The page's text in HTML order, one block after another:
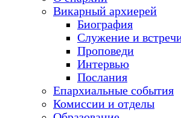
Викарный архиерей
Биография
Служение и
Проповеди
Интервью
Послания
Епархиальные события
Комиссии и отделы